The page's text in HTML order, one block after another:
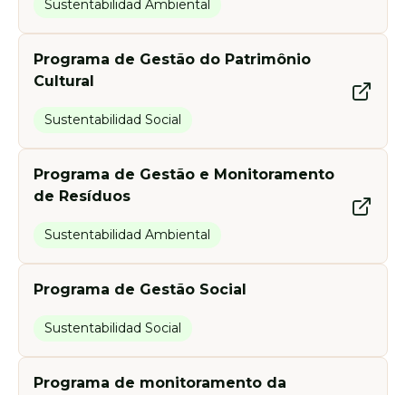
Sustentabilidad Ambiental
Programa de Gestão do Patrimônio
Cultural
Sustentabilidad Social
Programa de Gestão e Monitoramento
de Resíduos
Sustentabilidad Ambiental
Programa de Gestão Social
Sustentabilidad Social
Programa de monitoramento da